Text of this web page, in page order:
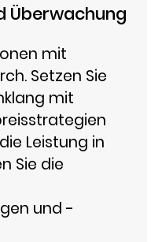
Überwachung
mit
Setzen Sie
mit
Leistung in
Sie die
und -